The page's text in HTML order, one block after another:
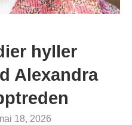
hyller
Alexandra
18, 2026